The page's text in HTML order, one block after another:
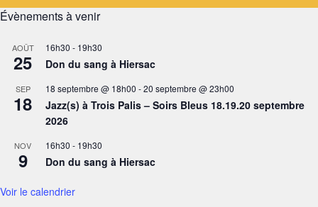
Évènements à venir
AOÛT
25
16h30 - 19h30
Don du sang à Hiersac
SEP
18
18 septembre @ 18h00 -20 septembre @ 23h00
Jazz(s) à Trois Palis – Soirs Bleus 18.19.20 septembre
2026
NOV
9
16h30 - 19h30
Don du sang à Hiersac
Voir le calendrier